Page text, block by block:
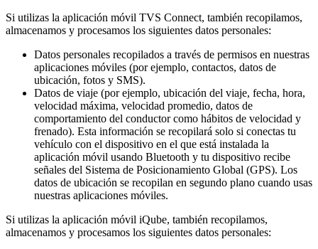
Si utilizas la aplicación móvil TVS Connect, también recopilamos,
almacenamos y procesamos los siguientes datos personales:
Datos personales recopilados a través de permisos en nuestras
aplicaciones móviles (por ejemplo, contactos, datos de
ubicación, fotos y SMS).
Datos de viaje (por ejemplo, ubicación del viaje, fecha, hora,
velocidad máxima, velocidad promedio, datos de
comportamiento del conductor como hábitos de velocidad y
frenado). Esta información se recopilará solo si conectas tu
vehículo con el dispositivo en el que está instalada la
aplicación móvil usando Bluetooth y tu dispositivo recibe
señales del Sistema de Posicionamiento Global (GPS). Los
datos de ubicación se recopilan en segundo plano cuando usas
nuestras aplicaciones móviles.
Si utilizas la aplicación móvil iQube, también recopilamos,
almacenamos y procesamos los siguientes datos personales: